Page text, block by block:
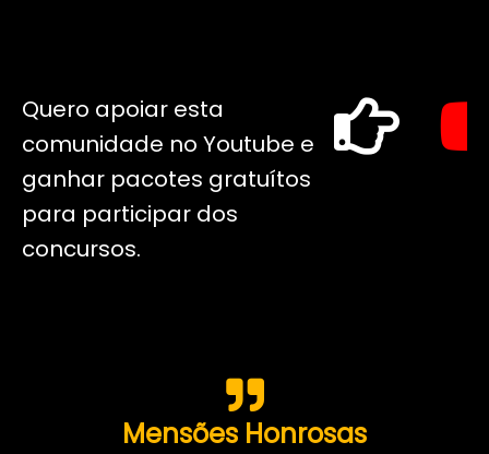
Quero apoiar esta
comunidade no Youtube e
ganhar pacotes gratuítos
para participar dos
concursos.
Mensões Honrosas